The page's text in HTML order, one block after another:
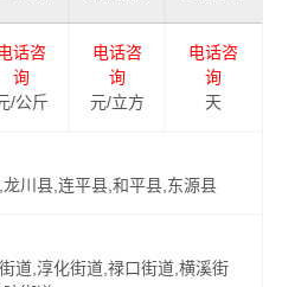
到江宁区运输的物流成本，
流效率，以便为新老客户提
河源到江宁区门到门物流运输
话咨
询
/公斤
电话咨
询
元/立方
电话咨
询
天
川县,连平县,和平县,东源县
道,淳化街道,禄口街道,横溪街